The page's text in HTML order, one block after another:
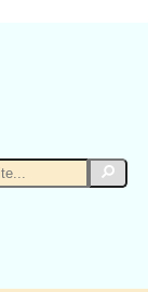
Zoek